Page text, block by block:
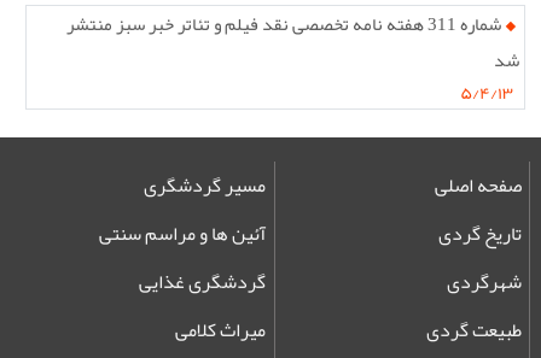
شماره 311 هفته نامه تخصصی نقد فیلم و تئاتر خبر سبز منتشر
شد
۵/۴/۱۳
صفحه اصلی
تاریخ گردی
شهرگردی
طبیعت گردی
مسیر گردشگری
آئین ها و مراسم سنتی
گردشگری غذایی
میراث کلامی